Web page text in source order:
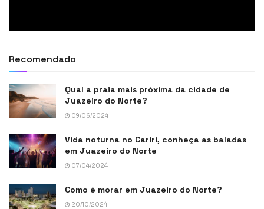
Recomendado
Qual a praia mais próxima da cidade de
Juazeiro do Norte?
09/06/2024
Vida noturna no Cariri, conheça as baladas
em Juazeiro do Norte
07/04/2024
Como é morar em Juazeiro do Norte?
20/10/2024